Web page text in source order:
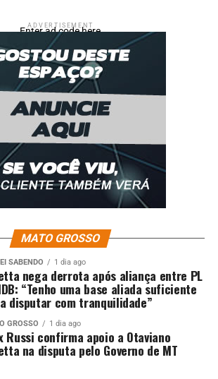
regional. O documento não se limita à
da profissão, mas propõe um papel
na mediação entre produção,
e competitividade econômica.
o Cerrado como território-
sinaliza que o futuro do agro
por decisões técnicas
regional e valorização do
como base para segurança
e crescimento sustentável.
ADVERTISEMENT
Enter ad code here
MATO GROSSO
SABENDO 1 dia ago
nega derrota após aliança entre PL
“Tenho uma base aliada suficiente
disputar com tranquilidade”
GROSSO 1 dia ago
Russi confirma apoio a Otaviano
na disputa pelo Governo de MT